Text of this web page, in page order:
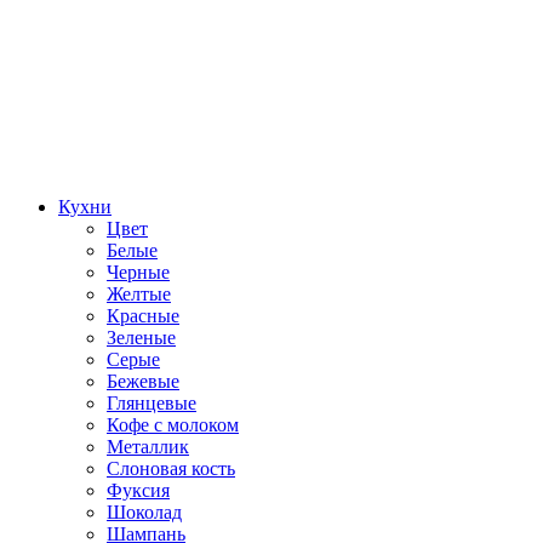
Кухни
Цвет
Белые
Черные
Желтые
Красные
Зеленые
Серые
Бежевые
Глянцевые
Кофе с молоком
Металлик
Слоновая кость
Фуксия
Шоколад
Шампань